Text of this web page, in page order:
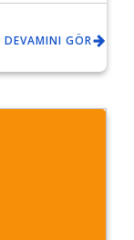
DEVAMINI GÖR